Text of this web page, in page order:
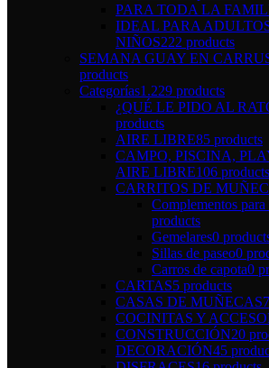
PARA TODA LA
IDEAL PARA
NIÑOS222 products
SEMANA GUAY EN
products
Categorías1.229 products
¿QUÉ LE PIDO AL
products
AIRE LIBRE85 products
CAMPO, PISCINA,
AIRE LIBRE106 products
CARRITOS DE
Complementos
products
Gemelares0
Sillas de paseo0
Carros de capota0
CARTAS5 products
CASAS DE MUÑECAS
COCINITAS Y
CONSTRUCCIÓN20
DECORACIÓN45